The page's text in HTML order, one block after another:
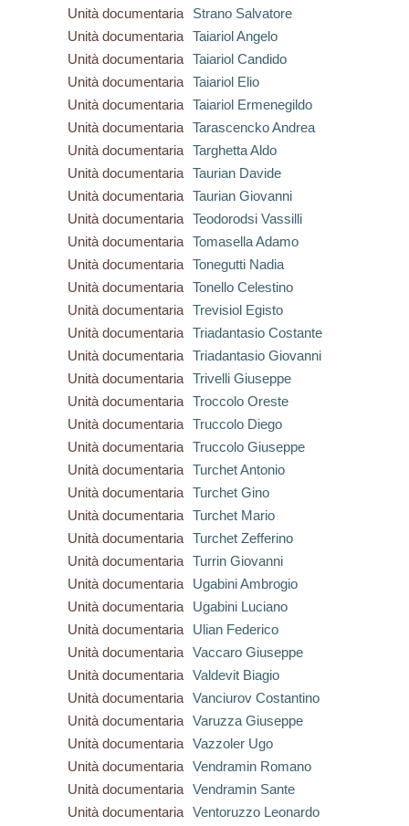
Unità documentaria
Strano Salvatore
Unità documentaria
Taiariol Angelo
Unità documentaria
Taiariol Candido
Unità documentaria
Taiariol Elio
Unità documentaria
Taiariol Ermenegildo
Unità documentaria
Tarascencko Andrea
Unità documentaria
Targhetta Aldo
Unità documentaria
Taurian Davide
Unità documentaria
Taurian Giovanni
Unità documentaria
Teodorodsi Vassilli
Unità documentaria
Tomasella Adamo
Unità documentaria
Tonegutti Nadia
Unità documentaria
Tonello Celestino
Unità documentaria
Trevisiol Egisto
Unità documentaria
Triadantasio Costante
Unità documentaria
Triadantasio Giovanni
Unità documentaria
Trivelli Giuseppe
Unità documentaria
Troccolo Oreste
Unità documentaria
Truccolo Diego
Unità documentaria
Truccolo Giuseppe
Unità documentaria
Turchet Antonio
Unità documentaria
Turchet Gino
Unità documentaria
Turchet Mario
Unità documentaria
Turchet Zefferino
Unità documentaria
Turrin Giovanni
Unità documentaria
Ugabini Ambrogio
Unità documentaria
Ugabini Luciano
Unità documentaria
Ulian Federico
Unità documentaria
Vaccaro Giuseppe
Unità documentaria
Valdevit Biagio
Unità documentaria
Vanciurov Costantino
Unità documentaria
Varuzza Giuseppe
Unità documentaria
Vazzoler Ugo
Unità documentaria
Vendramin Romano
Unità documentaria
Vendramin Sante
Unità documentaria
Ventoruzzo Leonardo